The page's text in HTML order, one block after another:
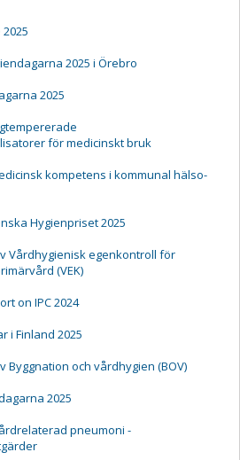
2025 i Örebro
2025
för medicinskt bruk
kompetens i kommunal hälso-
Hygienpriset 2025
Vårdhygienisk egenkontroll för
(VEK)
on IPC 2024
i Finland 2025
Byggnation och vårdhygien (BOV)
2025
pneumoni -